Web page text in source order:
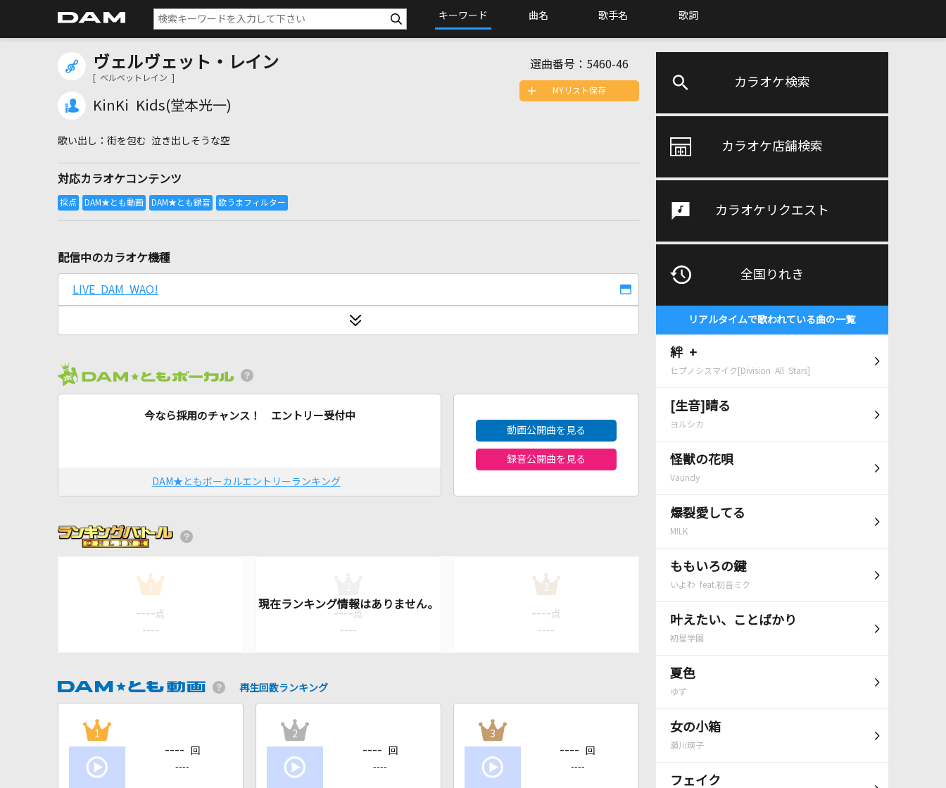
キーワード 曲名 歌手名 歌詞
カラオケ検索
カラオケ店舗検索
カラオケリクエスト
全国りれき
リアルタイムで歌われている曲の一覧
絆 +
ヒプノシスマイク[Division All Stars]
[生音]晴る
ヨルシカ
怪獣の花唄
Vaundy
爆裂愛してる
M!LK
ももいろの鍵
いよわ feat.初音ミク
叶えたい、ことばかり
初星学園
夏色
ゆず
女の小箱
瀬川瑛子
フェイク
ヴェルヴェット・レイン
[ ベルベットレイン ]
KinKi Kids(堂本光一)
選曲番号： 5460-46
街を包む 泣き出しそうな空
対応カラオケコンテンツ
MYリスト保存
配信中のカラオケ機種
LIVE DAM WAO!
今なら採用のチャンス！ エントリー受付中
DAM★ともボーカルエントリーランキング
動画公開曲を見る
録音公開曲を見る
1
---- 点
----
---- 点
----
3
---- 点
----
再生回数ランキング
1
---- 回
----
2
---- 回
----
3
---- 回
----